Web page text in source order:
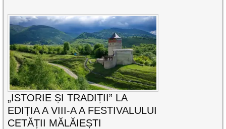
„ISTORIE ȘI TRADIȚII” LA
EDIȚIA A VIII-A A FESTIVALULUI
CETĂȚII MĂLĂIEȘTI